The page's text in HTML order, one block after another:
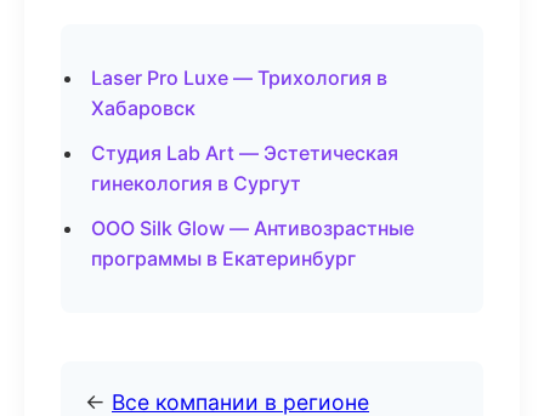
Laser Pro Luxe — Трихология в
Хабаровск
Студия Lab Art — Эстетическая
гинекология в Сургут
ООО Silk Glow — Антивозрастные
программы в Екатеринбург
← Все компании в регионе